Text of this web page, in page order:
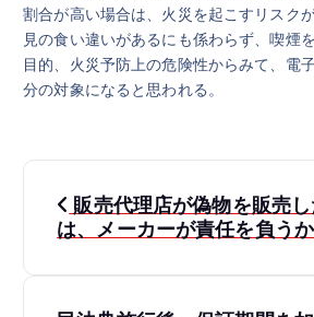
割合が高い場合は、火災を起こすリスク
見の食い違いがあるにも係わらず、喫煙
目的、火災予防上の危険性からみて、電
分の対象になると思われる。
投
稿
販売代理店が偽物を販売
は、メーカーが責任を負う